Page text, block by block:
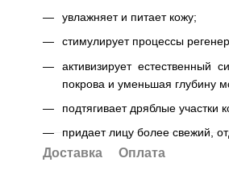
увлажняет и питает кожу;
стимулирует процессы
активизирует естественный
покрова и уменьшая глубину
подтягивает дряблые участки
придает лицу более свежий,
Доставка Оплата